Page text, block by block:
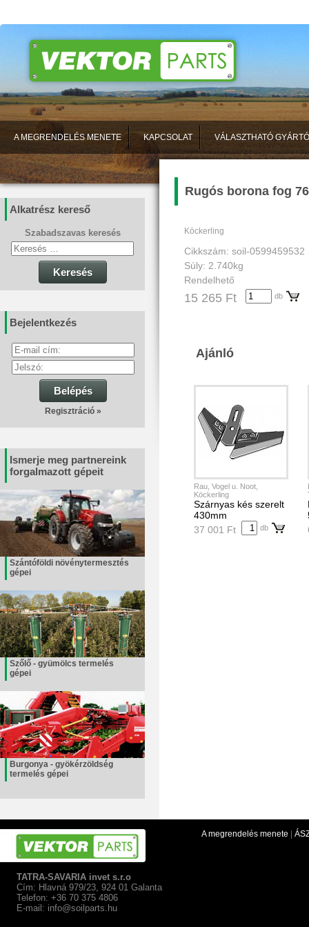
A MEGRENDELÉS MENETE KAPCSOLAT VÁLASZTHATÓ
Alkatrész kereső
Szabadszavas keresés
Keresés
Bejelentkezés
Belépés
Regisztráció »
Ismerje meg partnereink
forgalmazott gépeit
Szántóföldi növénytermesztés
gépei
Szőlő - gyümölcs termelés
gépei
Burgonya - gyökérzöldség
termelés gépei
Rugós borona fog
Köckerling
Cikkszám: soil-0599459532
Súly: 2.740kg
Rendelhető
15 265 Ft db
Ajánló
Rau, Vogel u. Noot,
Köckerling
Szárnyas kés szerelt
430mm
37 001 Ft
db
TATRA-SAVARIA invet s.r.o
Cím: Hlavná 979/23, 924 01 Galanta
Telefon: +36 70 375 4806
E-mail: info@soilparts.hu
A megrendelés menete